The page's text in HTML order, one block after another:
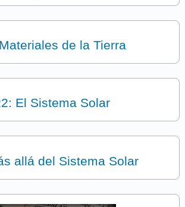
de la Tierra
El Sistema Solar
allá del Sistema Solar